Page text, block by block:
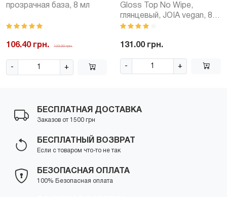
прозрачная база, 8 мл
106.40 грн. 133.00 грн.
- +
Gloss Top No Wipe,
глянцевый, JOIA vegan, 8
мл
131.00 грн.
- +
БЕСПЛАТНАЯ ДОСТАВКА
Заказов от 1500 грн
БЕСПЛАТНЫЙ ВОЗВРАТ
Если с товаром что-то не так
БЕЗОПАСНАЯ ОПЛАТА
100% Безопасная оплата